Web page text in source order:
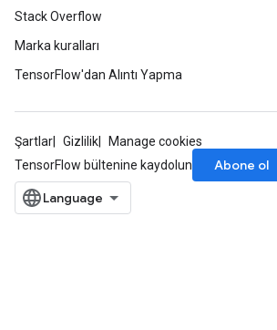
Stack Overflow
Marka kuralları
TensorFlow'dan Alıntı Yapma
Şartlar Gizlilik
Manage cookies
TensorFlow bültenine kaydolun
Abone ol